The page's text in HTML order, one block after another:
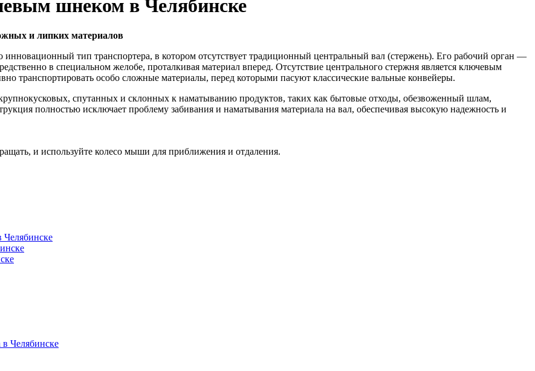
шнеком в Челябинске
и липких материалов
тип транспортера, в котором отсутствует традиционный центральный вал (стержень). Его рабочий орган —
в специальном желобе, проталкивая материал вперед. Отсутствие центрального стержня является ключевым
транспортировать особо сложные материалы, перед которыми пасуют классические вальные конвейеры.
спутанных и склонных к наматыванию продуктов, таких как бытовые отходы, обезвоженный шлам,
полностью исключает проблему забивания и наматывания материала на вал, обеспечивая высокую надежность и
и используйте колесо мыши для приближения и отдаления.
Челябинске
Челябинске